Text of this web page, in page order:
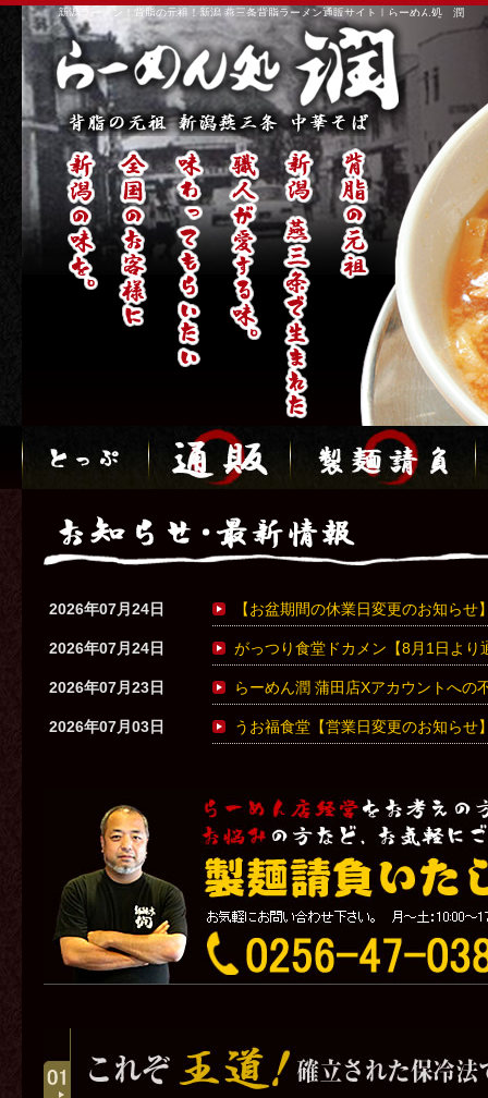
新潟ラーメン！背脂の元祖！新潟 燕三条背脂ラーメン通販サイト｜らーめん処 潤
2026年07月24日 【お盆期間の休業日変更のお知らせ
2026年07月24日 がっつり食堂ドカメン【8月1日より
2026年07月23日 らーめん潤 蒲田店Xアカウントへの
2026年07月03日 うお福食堂【営業日変更のお知らせ